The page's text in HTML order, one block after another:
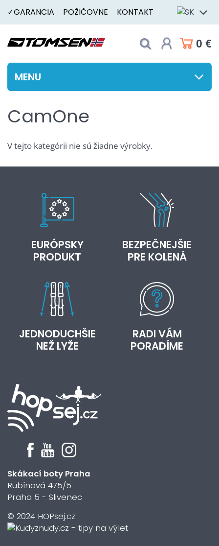
✓GARANCIA POŽIČOVNE KONTAKT
0 €
MENU
CamOne
V tejto kategórii nie sú žiadne výrobky.
EURÓPSKY
PRODUKT
BEZPEČNEJŠIE
PRE KOLENÁ
JEDNODUCHŠIE
NEŽ LYŽE
RADI VÁM
PORADÍME
Skákací boty Praha
Rubínová 475/5
Praha 5 - Slivenec
© 2024 HOPsej.cz